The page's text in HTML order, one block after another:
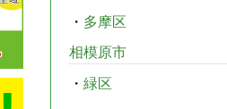
・ 多摩区
相模原市
・ 緑区